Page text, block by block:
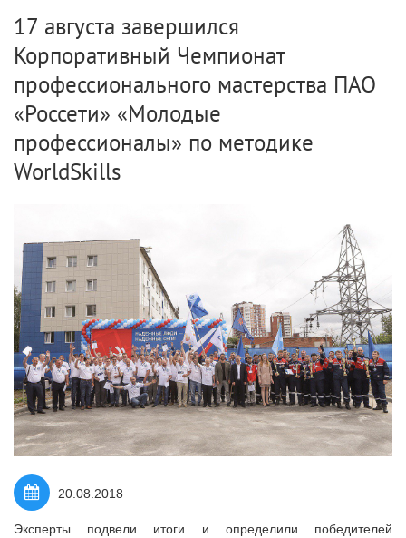
17 августа завершился
Корпоративный Чемпионат
профессионального мастерства ПАО
«Россети» «Молодые
профессионалы» по методике
WorldSkills
20.08.2018
Эксперты подвели итоги и определили победителей